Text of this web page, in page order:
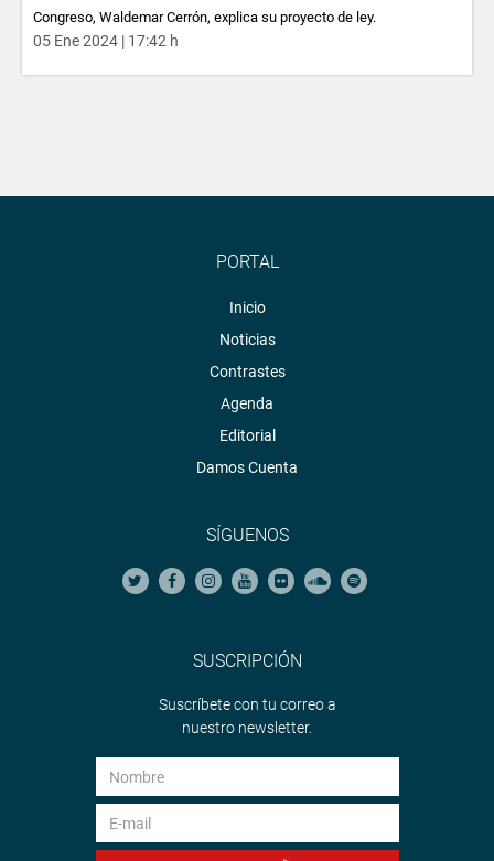
Congreso, Waldemar Cerrón, explica su proyecto de ley.
05 Ene 2024 | 17:42 h
PORTAL
Inicio
Noticias
Contrastes
Agenda
Editorial
Damos Cuenta
SÍGUENOS
SUSCRIPCIÓN
Suscríbete con tu correo a
nuestro newsletter.